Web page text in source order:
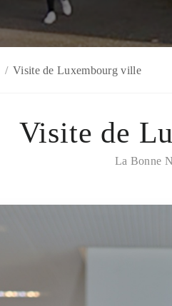
Visite de Luxembourg ville
Visite de
La Bonne